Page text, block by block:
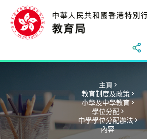
主頁 >
教育制度及政策 >
小學及中學教育 >
學位分配 >
中學學位分配辦法 >
內容